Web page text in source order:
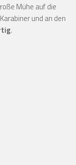
Mühe auf die
und an den
.